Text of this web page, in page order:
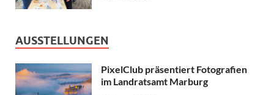
AUSSTELLUNGEN
PixelClub präsentiert Fotografien
im Landratsamt Marburg